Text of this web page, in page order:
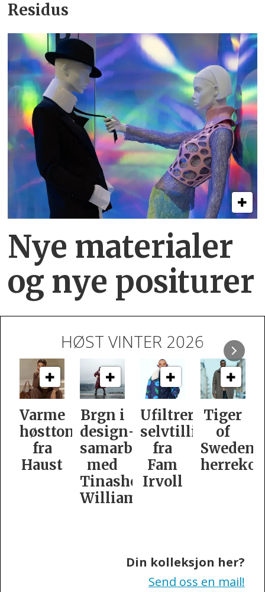
Residus
Nye materialer
og nye positurer
HØST VINTER 2026
Brgn i
design­
samarbeid
med
Williamson
Ufiltrert
selvtillit
fra
Fam
Irvoll
Tiger
of
Swedens
herrekolleksjon
Slik
er
dame­
Din kolleksjon her?
Send oss en mail!